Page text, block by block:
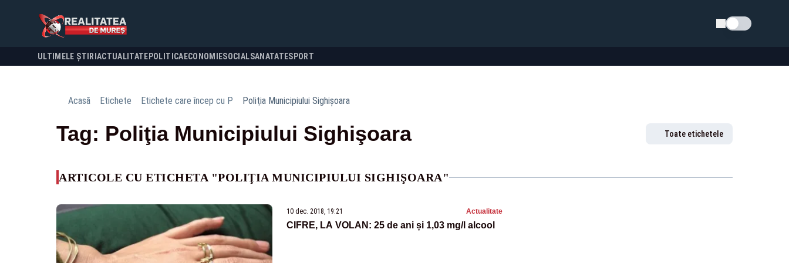
Schimba tema
ULTIMELE ȘTIRI ACTUALITATE POLITICA ECONOMIESOCIALSANATATESPORT
Acasă Etichete Etichete care încep cu P Poliţia Municipiului Sighişoara
Tag: Poliţia Municipiului Sighişoara Toate etichetele
ARTICOLE CU ETICHETA "POLIŢIA MUNICIPIULUI SIGHIŞOARA"
10 dec. 2018, 19:21 Actualitate
CIFRE, LA VOLAN: 25 de ani și 1,03 mg/l alcool